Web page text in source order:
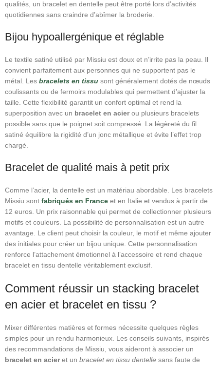
qualités, un bracelet en dentelle peut être porté lors d’activités
quotidiennes sans craindre d’abîmer la broderie.
Bijou hypoallergénique et réglable
Le textile satiné utilisé par Missiu est doux et n’irrite pas la peau. Il
convient parfaitement aux personnes qui ne supportent pas le
métal. Les bracelets en tissu sont généralement dotés de nœuds
coulissants ou de fermoirs modulables qui permettent d’ajuster la
taille. Cette flexibilité garantit un confort optimal et rend la
superposition avec un bracelet en acierou plusieurs bracelets
possible sans que le poignet soit compressé. La légèreté du fil
satiné équilibre la rigidité d’un jonc métallique et évite l’effet trop
chargé.
Bracelet de qualité mais à petit prix
Comme l’acier, la dentelle est un matériau abordable. Les bracelets
Missiu sont fabriqués en France et en Italie et vendus à partir de
12 euros. Un prix raisonnable qui permet de collectionner plusieurs
motifs et couleurs. La possibilité de personnalisation est un autre
avantage. Le client peut choisir la couleur, le motif et même ajouter
des initiales pour créer un bijou unique. Cette personnalisation
renforce l’attachement émotionnel à l’accessoire et rend chaque
bracelet en tissu dentelle véritablement exclusif.
Comment réussir un stacking bracelet
en acier et bracelet en tissu ?
Mixer différentes matières et formes nécessite quelques règles
simples pour un rendu harmonieux. Les conseils suivants, inspirés
des recommandations de Missiu, vous aideront à associer un
bracelet en acieret un bracelet en tissu dentelle sans faute de